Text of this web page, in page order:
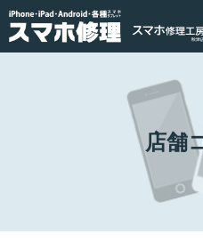
店舗